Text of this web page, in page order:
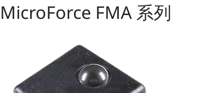
MicroForce FMA 系列